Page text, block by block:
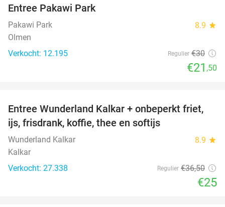
Entree Pakawi Park
Pakawi Park 8.9 star
Olmen
Verkocht: 12.195
Regulier €30
€21 ,50
32%
Entree Wunderland Kalkar + onbeperkt friet,
ijs, frisdrank, koffie, thee en softijs
Wunderland Kalkar 8.9 star
Kalkar
Verkocht: 27.338
Regulier €36,50
€25